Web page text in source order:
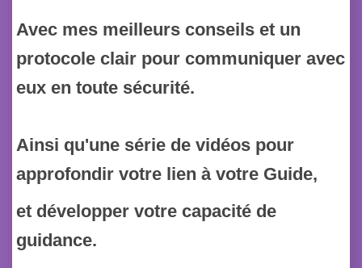
Avec mes meilleurs conseils et un
protocole clair pour communiquer avec
eux en toute sécurité.
Ainsi qu'une série de vidéos pour
approfondir votre lien à votre Guide,
et développer votre capacité de
guidance.